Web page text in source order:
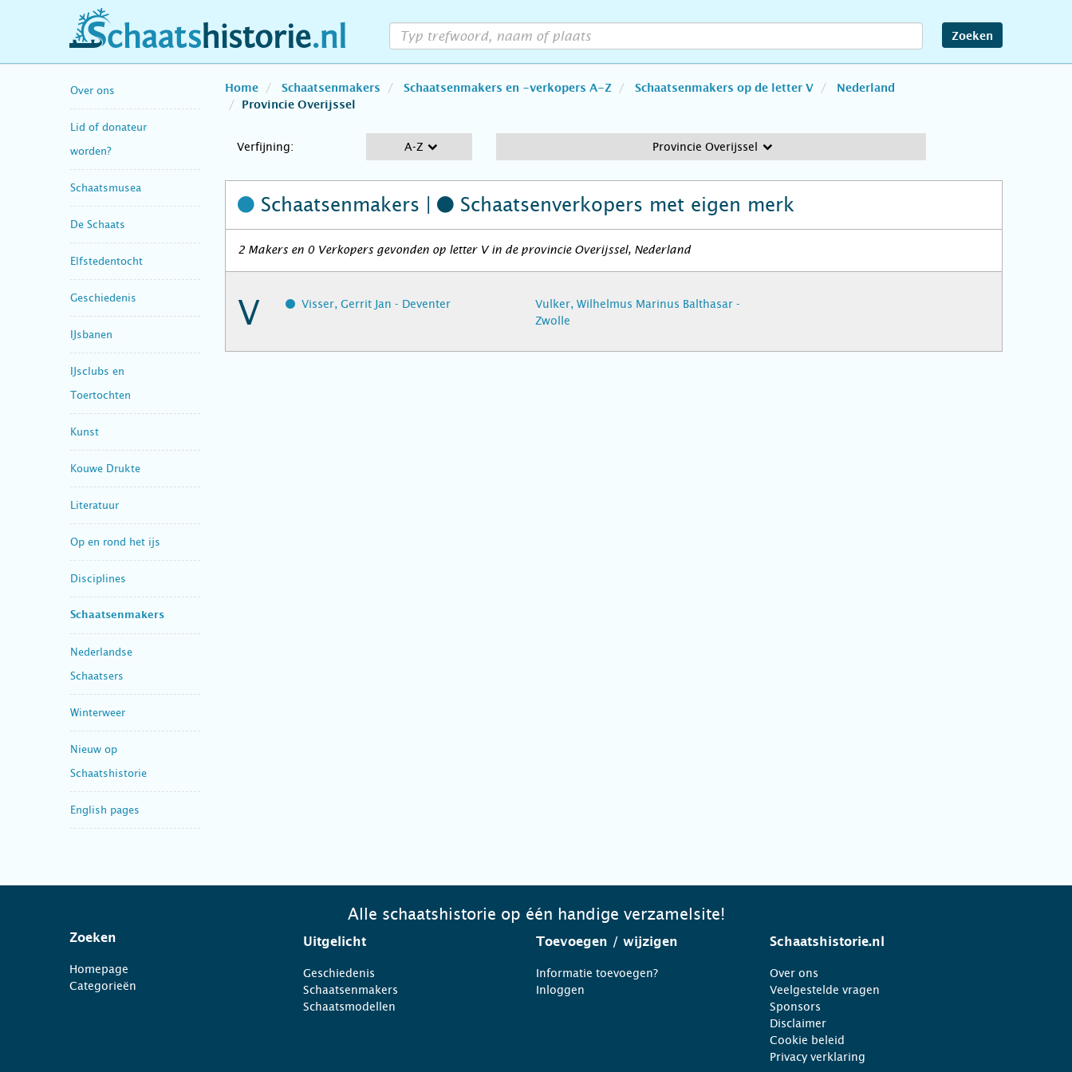
schaatshistorie.nl Zoeken
Over ons
Lid of donateur
worden?
Schaatsmusea
De Schaats
Elfstedentocht
Geschiedenis
IJsbanen
IJsclubs en
Toertochten
Kunst
Kouwe Drukte
Literatuur
Op en rond het ijs
Disciplines
Schaatsenmakers
Nederlandse
Schaatsers
Winterweer
Nieuw op
Schaatshistorie
English pages
Home Schaatsenmakers Schaatsenmakers en -verkopers A-Z Schaatsenmakers op de letter V
Nederland
Provincie Overijssel
Verfijning: A-Z Provincie Overijssel
Schaatsenmakers | Schaatsenverkopers met eigen merk
2 Makers en 0 Verkopers gevonden op letter V in de provincie Overijssel, Nederland
V Visser, Gerrit Jan - Deventer
Vulker, Wilhelmus Marinus Balthasar -
Zwolle
Alle schaatshistorie op één handige verzamelsite!
Zoeken
Homepage
Categorieën
Uitgelicht
Geschiedenis
Schaatsenmakers
Schaatsmodellen
Toevoegen / wijzigen
Informatie toevoegen?
Inloggen
Schaatshistorie.nl
Over ons
Veelgestelde vragen
Sponsors
Disclaimer
Cookie beleid
Privacy verklaring